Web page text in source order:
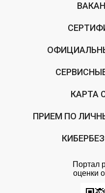
КАРТА
ПРИЕМ ПО
Портал
оценки